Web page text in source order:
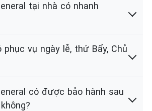
tại nhà có nhanh
phục vụ ngày lễ, thứ Bẩy, Chủ
có được bảo hành sau